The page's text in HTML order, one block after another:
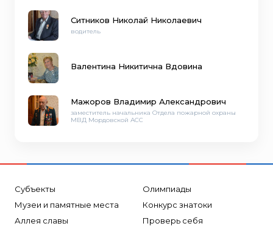
Ситников Николай Николаевич
водитель
Валентина Никитична Вдовина
Мажоров Владимир Александрович
заместитель начальника Отдела пожарной охраны
МВД Мордовской АСС
Субъекты
Музеи и памятные места
Аллея славы
Олимпиады
Конкурс знатоки
Проверь себя